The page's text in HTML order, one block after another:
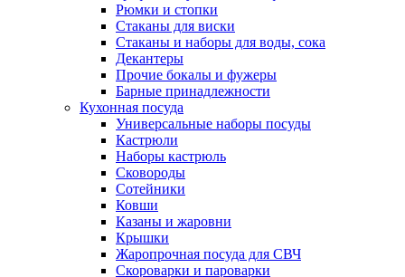
Рюмки и стопки
Стаканы для виски
Стаканы и наборы для воды, сока
Декантеры
Прочие бокалы и фужеры
Барные принадлежности
Кухонная посуда
Универсальные наборы посуды
Кастрюли
Наборы кастрюль
Сковороды
Сотейники
Ковши
Казаны и жаровни
Крышки
Жаропрочная посуда для СВЧ
Скороварки и пароварки